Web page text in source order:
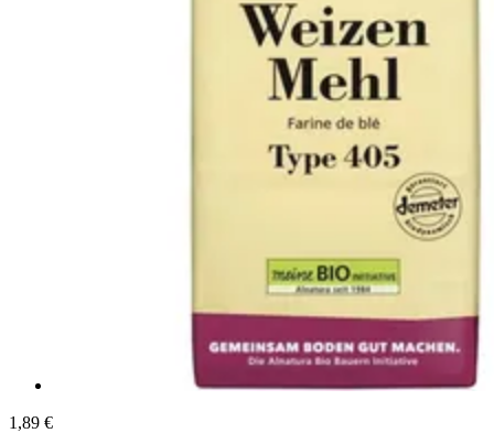
1,89 €